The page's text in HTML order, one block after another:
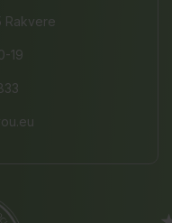
Rakvere
19